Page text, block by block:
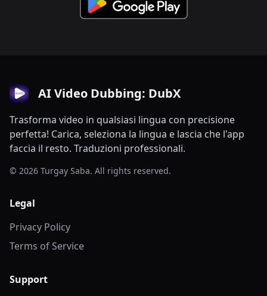
AI Video Dubbing: DubX
Trasforma video in qualsiasi lingua con precisione
perfetta! Carica, seleziona la lingua e lascia che l'app
faccia il resto. Traduzioni professionali.
© 2026 Turgay Saba. All rights reserved.
Legal
Privacy Policy
Terms of Service
Support